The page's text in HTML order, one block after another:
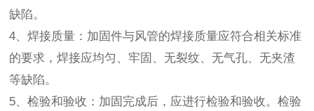
缺陷。
4、焊接质量：加固件与风管的焊接质量应符合相关标准
的要求，焊接应均匀、牢固、无裂纹、无气孔、无夹渣
等缺陷。
5、检验和验收：加固完成后，应进行检验和验收。检验